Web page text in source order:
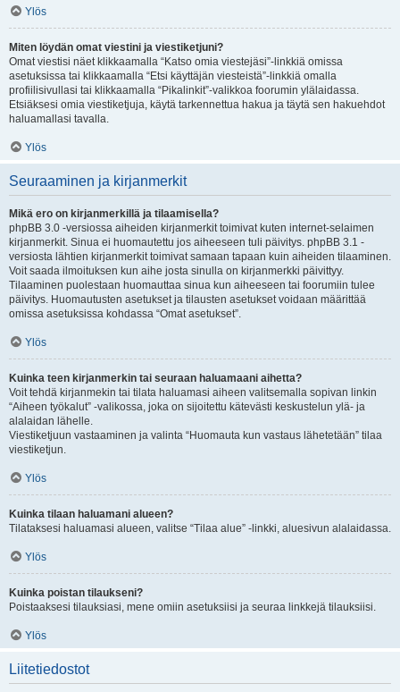
Ylös
Miten löydän omat viestini ja viestiketjuni?
Omat viestisi näet klikkaamalla “Katso omia viestejäsi”-linkkiä omissa
asetuksissa tai klikkaamalla “Etsi käyttäjän viesteistä”-linkkiä omalla
profiilisivullasi tai klikkaamalla “Pikalinkit”-valikkoa foorumin ylälaidassa.
Etsiäksesi omia viestiketjuja, käytä tarkennettua hakua ja täytä sen hakuehdot
haluamallasi tavalla.
Ylös
Seuraaminen ja kirjanmerkit
Mikä ero on kirjanmerkillä ja tilaamisella?
phpBB 3.0 -versiossa aiheiden kirjanmerkit toimivat kuten internet-selaimen
kirjanmerkit. Sinua ei huomautettu jos aiheeseen tuli päivitys. phpBB 3.1 -
versiosta lähtien kirjanmerkit toimivat samaan tapaan kuin aiheiden tilaaminen.
Voit saada ilmoituksen kun aihe josta sinulla on kirjanmerkki päivittyy.
Tilaaminen puolestaan huomauttaa sinua kun aiheeseen tai foorumiin tulee
päivitys. Huomautusten asetukset ja tilausten asetukset voidaan määrittää
omissa asetuksissa kohdassa “Omat asetukset”.
Ylös
Kuinka teen kirjanmerkin tai seuraan haluamaani aihetta?
Voit tehdä kirjanmekin tai tilata haluamasi aiheen valitsemalla sopivan linkin
“Aiheen työkalut” -valikossa, joka on sijoitettu kätevästi keskustelun ylä- ja
alalaidan lähelle.
Viestiketjuun vastaaminen ja valinta “Huomauta kun vastaus lähetetään” tilaa
viestiketjun.
Ylös
Kuinka tilaan haluamani alueen?
Tilataksesi haluamasi alueen, valitse “Tilaa alue” -linkki, aluesivun alalaidassa.
Ylös
Kuinka poistan tilaukseni?
Poistaaksesi tilauksiasi, mene omiin asetuksiisi ja seuraa linkkejä tilauksiisi.
Ylös
Liitetiedostot